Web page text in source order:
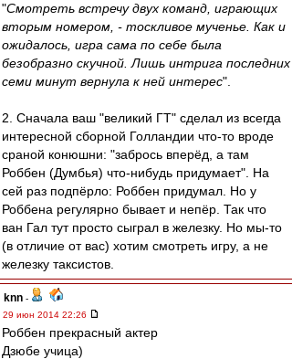
"Смотреть встречу двух команд, играющих
вторым номером, - тоскливое мученье. Как и
ожидалось, игра сама по себе была
безобразно скучной. Лишь интрига последних
семи минут вернула к ней интерес".
2. Сначала ваш "великий ГТ" сделал из всегда
интересной сборной Голландии что-то вроде
сраной конюшни: "забрось вперёд, а там
Роббен (Думбья) что-нибудь придумает". На
сей раз подпёрло: Роббен придумал. Но у
Роббена регулярно бывает и непёр. Так что
ван Гал тут просто сыграл в железку. Но мы-то
(в отличие от вас) хотим смотреть игру, а не
железку таксистов.
knn -
29 июн 2014 22:26
Роббен прекрасный актер
Дзюбе учица)